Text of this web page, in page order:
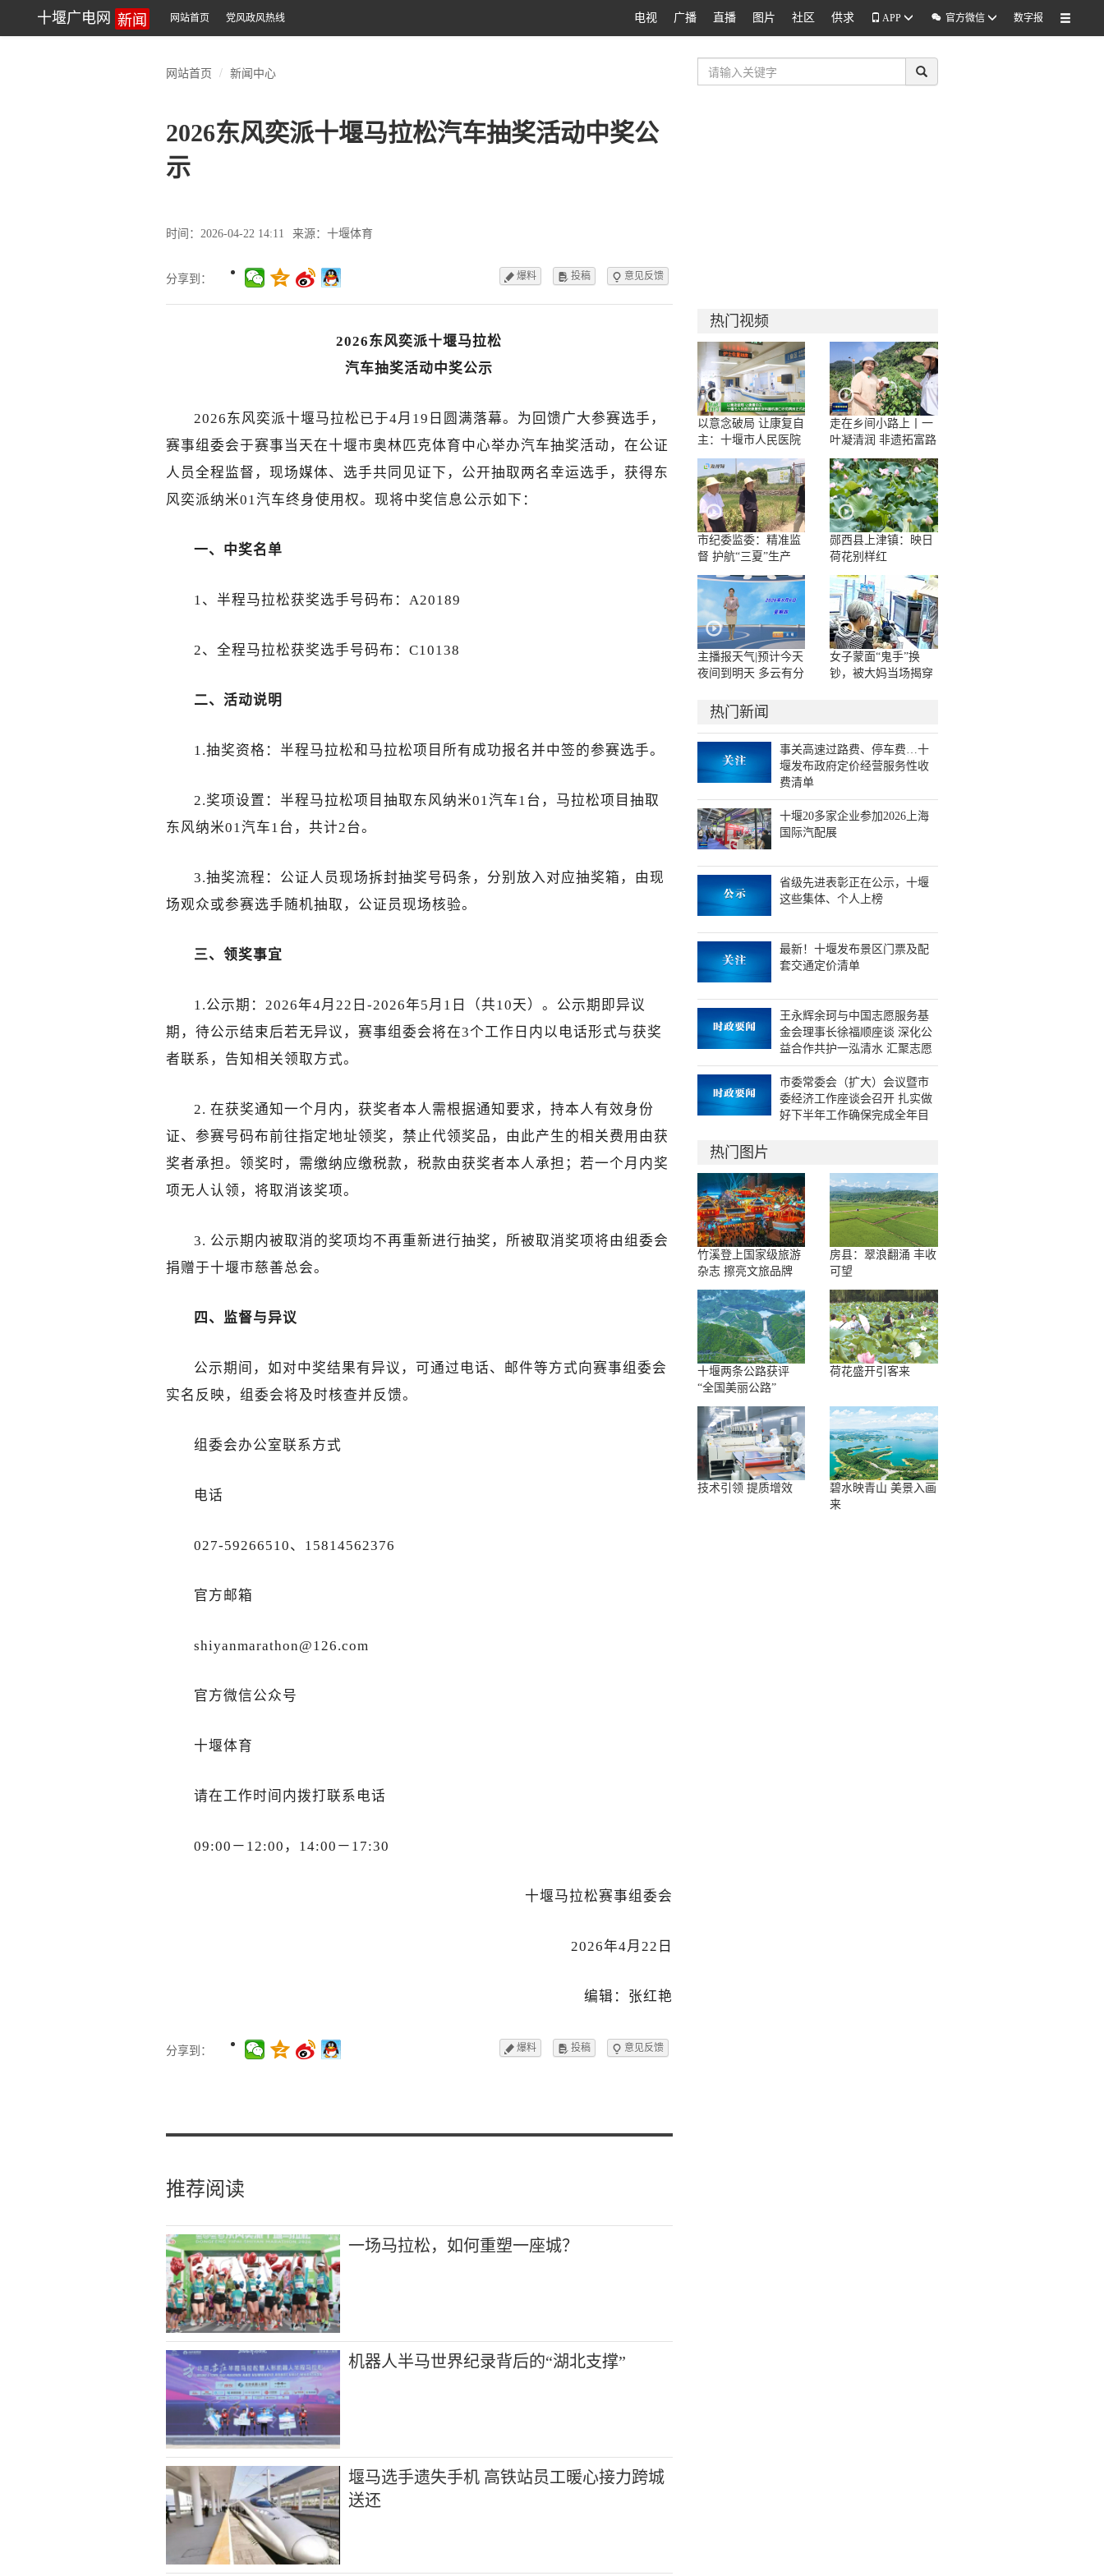
十堰广电网 新闻 网站首页 党风政风热线 电视 广播 直播 图片 社区 供求 APP  官方微信 数字报
网站首页 新闻中心
2026东风奕派十堰马拉松汽车抽奖活动中奖公
示
时间：2026-04-22 14:11 来源：十堰体育
分享到： 爆料  投稿  意见反馈
2026东风奕派十堰马拉松
汽车抽奖活动中奖公示
2026东风奕派十堰马拉松已于4月19日圆满落幕。为回馈广大参赛选手，
赛事组委会于赛事当天在十堰市奥林匹克体育中心举办汽车抽奖活动，在公证
人员全程监督，现场媒体、选手共同见证下，公开抽取两名幸运选手，获得东
风奕派纳米01汽车终身使用权。现将中奖信息公示如下：
一、中奖名单
1、半程马拉松获奖选手号码布：A20189
2、全程马拉松获奖选手号码布：C10138
二、活动说明
1.抽奖资格：半程马拉松和马拉松项目所有成功报名并中签的参赛选手。
2.奖项设置：半程马拉松项目抽取东风纳米01汽车1台，马拉松项目抽取
东风纳米01汽车1台，共计2台。
3.抽奖流程：公证人员现场拆封抽奖号码条，分别放入对应抽奖箱，由现
场观众或参赛选手随机抽取，公证员现场核验。
三、领奖事宜
1.公示期：2026年4月22日-2026年5月1日（共10天）。公示期即异议
期，待公示结束后若无异议，赛事组委会将在3个工作日内以电话形式与获奖
者联系，告知相关领取方式。
2. 在获奖通知一个月内，获奖者本人需根据通知要求，持本人有效身份
证、参赛号码布前往指定地址领奖，禁止代领奖品，由此产生的相关费用由获
奖者承担。领奖时，需缴纳应缴税款，税款由获奖者本人承担；若一个月内奖
项无人认领，将取消该奖项。
3. 公示期内被取消的奖项均不再重新进行抽奖，所被取消奖项将由组委会
捐赠于十堰市慈善总会。
四、监督与异议
公示期间，如对中奖结果有异议，可通过电话、邮件等方式向赛事组委会
实名反映，组委会将及时核查并反馈。
组委会办公室联系方式
电话
027-59266510、15814562376
官方邮箱
shiyanmarathon@126.com
官方微信公众号
十堰体育
请在工作时间内拨打联系电话
09:00－12:00，14:00－17:30
十堰马拉松赛事组委会
2026年4月22日
编辑：张红艳
分享到： 爆料  投稿  意见反馈
推荐阅读
一场马拉松，如何重塑一座城？
机器人半马世界纪录背后的“湖北支撑”
堰马选手遗失手机 高铁站员工暖心接力跨城
送还
热门视频
以意念破局 让康复自
主：十堰市人民医院
康复医学科脑机接口
示范病房正式启用
走在乡间小路上丨一
叶凝清润 非遗拓富路
市纪委监委：精准监
督 护航“三夏”生产
郧西县上津镇：映日
荷花别样红
主播报天气|预计今天
夜间到明天 多云有分
女子蒙面“鬼手”换
钞，被大妈当场揭穿
热门新闻
事关高速过路费、停车费…十
堰发布政府定价经营服务性收
费清单
十堰20多家企业参加2026上海
国际汽配展
省级先进表彰正在公示，十堰
这些集体、个人上榜
最新！十堰发布景区门票及配
套交通定价清单
王永辉余珂与中国志愿服务基
金会理事长徐福顺座谈 深化公
益合作共护一泓清水 汇聚志愿
力量同筑生态屏障
市委常委会（扩大）会议暨市
委经济工作座谈会召开 扎实做
好下半年工作确保完成全年目
热门图片
竹溪登上国家级旅游
杂志 擦亮文旅品牌
房县：翠浪翻涌 丰收
可望
十堰两条公路获评
“全国美丽公路”
荷花盛开引客来
技术引领 提质增效
碧水映青山 美景入画
来